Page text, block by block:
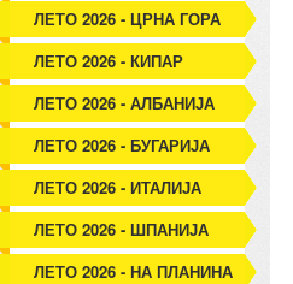
ЛЕТО 2026 - ЦРНА ГОРА
ЛЕТО 2026 - КИПАР
ЛЕТО 2026 - АЛБАНИЈА
ЛЕТО 2026 - БУГАРИЈА
ЛЕТО 2026 - ИТАЛИЈА
ЛЕТО 2026 - ШПАНИЈА
ЛЕТО 2026 - НА ПЛАНИНА